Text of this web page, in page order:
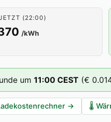
(22:00)
/kWh
um 11:00 CEST (€
→ 🌡️